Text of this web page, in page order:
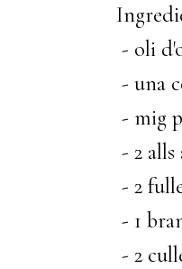
- oli
- una
- mig
- 2 alls
- 2
- 1
- 2